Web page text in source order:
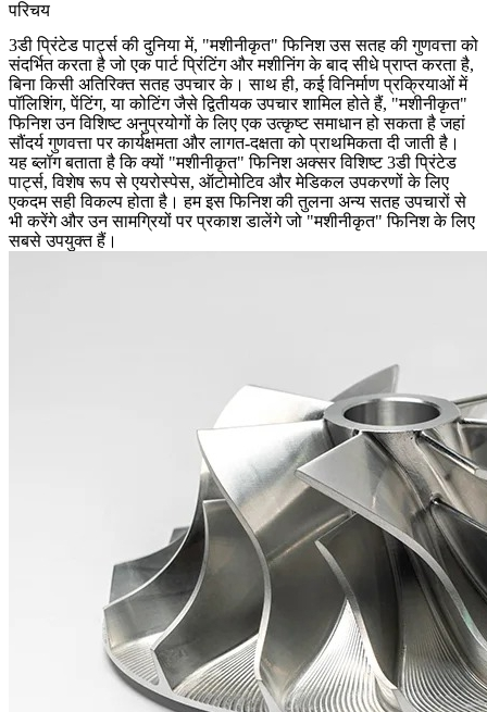
परिचय
3डी प्रिंटेड पार्ट्सकी दुनिया में, "मशीनीकृत" फिनिश उस सतह की गुणवत्ता को
संदर्भित करता है जो एक पार्ट प्रिंटिंग और मशीनिंग के बाद सीधे प्राप्त करता है,
बिना किसी अतिरिक्त सतह उपचार के। साथ ही, कई विनिर्माण प्रक्रियाओं में
पॉलिशिंग, पेंटिंग, या कोटिंग जैसे द्वितीयक उपचार शामिल होते हैं, "मशीनीकृत"
फिनिश उन विशिष्ट अनुप्रयोगों के लिए एक उत्कृष्ट समाधान हो सकता है जहां
सौंदर्य गुणवत्ता पर कार्यक्षमता और लागत-दक्षता को प्राथमिकता दी जाती है।
यह ब्लॉग बताता है कि क्यों "मशीनीकृत" फिनिश अक्सर विशिष्ट 3डी प्रिंटेड
पार्ट्स, विशेष रूप से एयरोस्पेस, ऑटोमोटिव और मेडिकल उपकरणों के लिए
एकदम सही विकल्प होता है। हम इस फिनिश की तुलना अन्य सतह उपचारों से
भी करेंगे और उन सामग्रियों पर प्रकाश डालेंगे जो "मशीनीकृत" फिनिश के लिए
सबसे उपयुक्त हैं।